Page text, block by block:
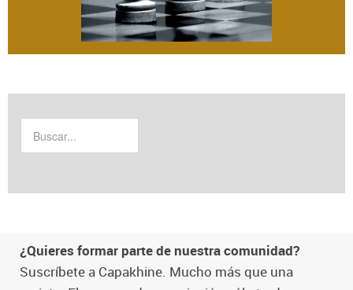
¿Quieres formar parte de nuestra comunidad?
Suscríbete a Capakhine. Mucho más que una